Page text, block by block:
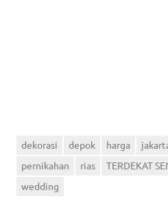
dekorasi depok harga
pernikahan
rias TERDEKAT
wedding